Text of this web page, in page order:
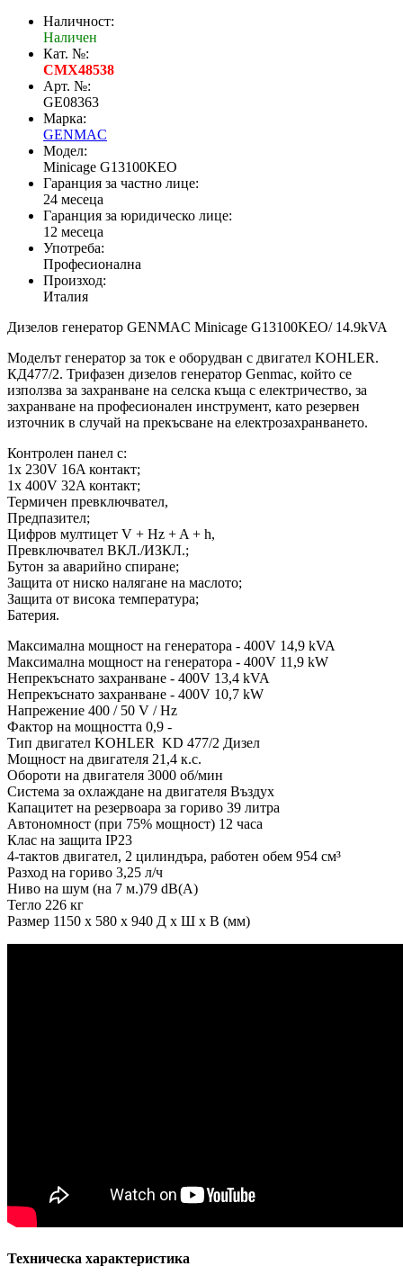
Наличност:
Наличен
Кат. №:
CMX48538
Арт. №:
GE08363
Марка:
GENMAC
Модел:
Minicage G13100KEO
Гаранция за частно лице:
24 месеца
Гаранция за юридическо лице:
12 месеца
Употреба:
Професионална
Произход:
Италия
Дизелов генератор GENMAC Minicage G13100KEO/ 14.9kVA
Моделът генератор за ток е оборудван с двигател KOHLER.
КД477/2. Трифазен дизелов генератор Genmac, който се
използва за захранване на селска къща с електричество, за
захранване на професионален инструмент, като резервен
източник в случай на прекъсване на електрозахранването.
Контролен панел с:
1x 230V 16A контакт;
1x 400V 32A контакт;
Термичен превключвател,
Предпазител;
Цифров мултицет V + Hz + A + h,
Превключвател ВКЛ./ИЗКЛ.;
Бутон за аварийно спиране;
Защита от ниско налягане на маслото;
Защита от висока температура;
Батерия.
Максимална мощност на генератора - 400V 14,9 kVA
Максимална мощност на генератора - 400V 11,9 kW
Непрекъснато захранване - 400V 13,4 kVA
Непрекъснато захранване - 400V 10,7 kW
Напрежение 400 / 50 V / Hz
Фактор на мощността 0,9 -
Тип двигател KOHLER KD 477/2 Дизел
Мощност на двигателя 21,4 к.с.
Обороти на двигателя 3000 об/мин
Система за охлаждане на двигателя Въздух
Капацитет на резервоара за гориво 39 литра
Автономност (при 75% мощност) 12 часа
Клас на защита IP23
4-тактов двигател, 2 цилиндъра, работен обем 954 см³
Разход на гориво 3,25 л/ч
Ниво на шум (на 7 м.)79 dB(A)
Тегло 226 кг
Размер 1150 x 580 x 940 Д x Ш x В (мм)
Техническа характеристика